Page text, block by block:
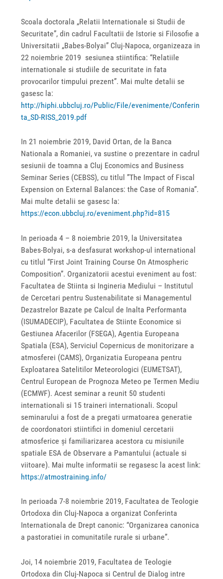
Scoala doctorala „Relatii Internationale si Studii de
Securitate”, din cadrul Facultatii de Istorie si Filosofie a
Universitatii „Babes-Bolyai” Cluj-Napoca, organizeaza in
22 noiembrie 2019 sesiunea stiintifica: “Relatiile
internationale si studiile de securitate in fata
provocarilor timpului prezent”. Mai multe detalii se
gasesc la:
http://hiphi.ubbcluj.ro/Public/File/evenimente/Conferin
ta_SD-RISS_2019.pdf
In 21 noiembrie 2019, David Ortan, de la Banca
Nationala a Romaniei, va sustine o prezentare in cadrul
sesiunii de toamna a Cluj Economics and Business
Seminar Series (CEBSS), cu titlul ”The Impact of Fiscal
Expension on External Balances: the Case of Romania”.
Mai multe detalii se gasesc la:
https://econ.ubbcluj.ro/eveniment.php?id=815
In perioada 4 – 8 noiembrie 2019, la Universitatea
Babes-Bolyai, s-a desfasurat workshop-ul international
cu titlul “First Joint Training Course On Atmospheric
Composition”. Organizatorii acestui eveniment au fost:
Facultatea de Stiinta si Ingineria Mediului – Institutul
de Cercetari pentru Sustenabilitate si Managementul
Dezastrelor Bazate pe Calcul de Inalta Performanta
(ISUMADECIP), Facultatea de Stiinte Economice si
Gestiunea Afacerilor (FSEGA), Agentia Europeana
Spatiala (ESA), Serviciul Copernicus de monitorizare a
atmosferei (CAMS), Organizatia Europeana pentru
Exploatarea Satelitilor Meteorologici (EUMETSAT),
Centrul European de Prognoza Meteo pe Termen Mediu
(ECMWF). Acest seminar a reunit 50 studenti
internationali si 15 traineri internationali. Scopul
seminarului a fost de a pregati urmatoarea generatie
de coordonatori stiintifici in domeniul cercetarii
atmosferice și familiarizarea acestora cu misiunile
spatiale ESA de Observare a Pamantului (actuale si
viitoare). Mai multe informatii se regasesc la acest link:
https://atmostraining.info/
In perioada 7-8 noiembrie 2019, Facultatea de Teologie
Ortodoxa din Cluj-Napoca a organizat Conferinta
Internationala de Drept canonic: “Organizarea canonica
a pastoratiei in comunitatile rurale si urbane”.
Joi, 14 noiembrie 2019, Facultatea de Teologie
Ortodoxa din Cluj-Napoca si Centrul de Dialog intre